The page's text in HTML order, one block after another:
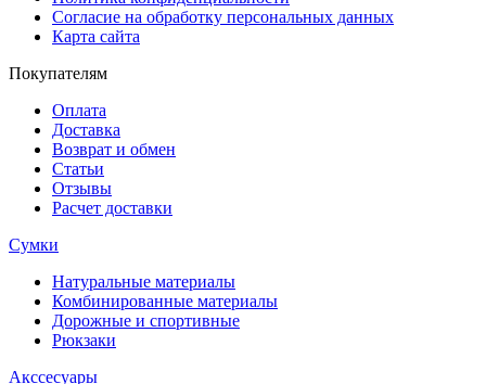
Согласие на обработку персональных данных
Карта сайта
Покупателям
Оплата
Доставка
Возврат и обмен
Статьи
Отзывы
Расчет доставки
Сумки
Натуральные материалы
Комбинированные материалы
Дорожные и спортивные
Рюкзаки
Акссесуары